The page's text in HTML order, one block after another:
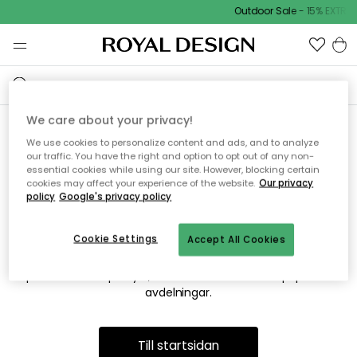
Outdoor Sale - 15%
Vi hittar tyvärr inte sidan du
söker
Detta kan bero på att sidan inte längre finns eller att den har
flyttats. Vi ber om ursäkt för besväret. I menyn ovan kan du
prova att söka på nytt, eller besöka en av våra populära
avdelningar.
Till startsidan
We care about your privacy!
We use cookies to personalize content and ads, and to analyze
our traffic. You have the right and option to opt out of any non-
essential cookies while using our site. However, blocking certain
cookies may affect your experience of the website. Our privacy
policy Google's privacy policy
Accept All Cookies
Cookie Settings